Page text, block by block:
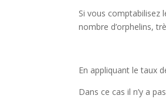
Si vous comptabilisez
nombre d’orphelins,
En appliquant le taux
Dans ce cas il n’y a